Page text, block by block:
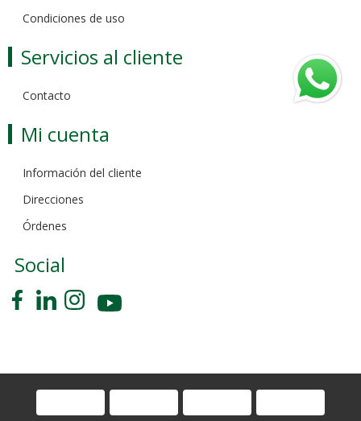
Condiciones de uso
Servicios al cliente
Contacto
Mi cuenta
Información del cliente
Direcciones
Órdenes
Social